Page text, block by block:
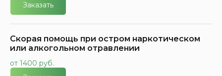
Заказать
Скорая помощь при остром наркотическом
или алкогольном отравлении
от 1400 руб.